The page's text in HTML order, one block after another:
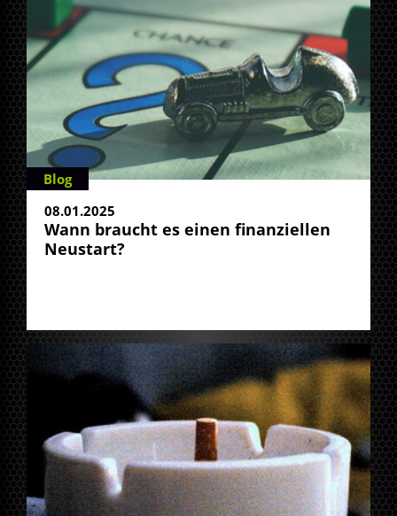
Blog
08.01.2025
Wann braucht es einen finanziellen
Neustart?